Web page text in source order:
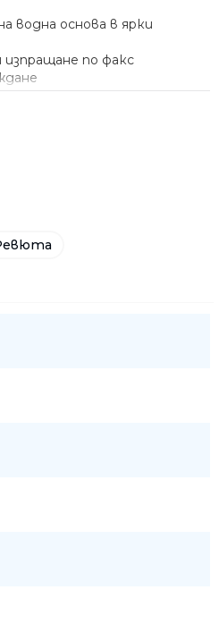
водна основа в ярки
изпращане по факс
на писане - 1, 2 и 5 mm